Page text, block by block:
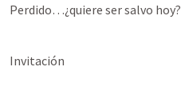
Perdido…¿quiere ser salvo hoy?
Invitación